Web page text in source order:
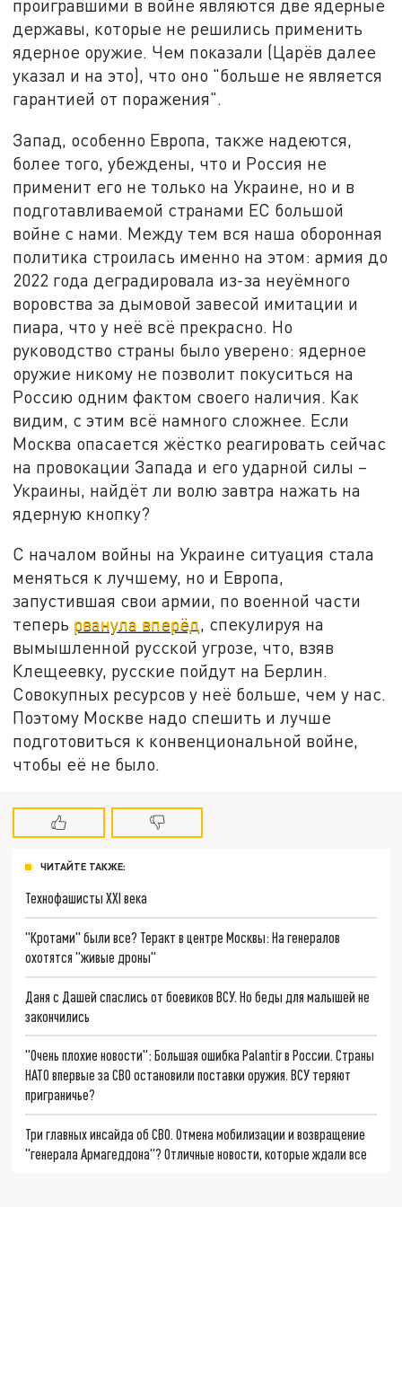
проигравшими в войне являются две ядерные
державы, которые не решились применить
ядерное оружие. Чем показали (Царёв далее
указал и на это), что оно "больше не является
гарантией от поражения".
Запад, особенно Европа, также надеются,
более того, убеждены, что и Россия не
применит его не только на Украине, но и в
подготавливаемой странами ЕС большой
войне с нами. Между тем вся наша оборонная
политика строилась именно на этом: армия до
2022 года деградировала из-за неуёмного
воровства за дымовой завесой имитации и
пиара, что у неё всё прекрасно. Но
руководство страны было уверено: ядерное
оружие никому не позволит покуситься на
Россию одним фактом своего наличия. Как
видим, с этим всё намного сложнее. Если
Москва опасается жёстко реагировать сейчас
на провокации Запада и его ударной силы –
Украины, найдёт ли волю завтра нажать на
ядерную кнопку?
С началом войны на Украине ситуация стала
меняться к лучшему, но и Европа,
запустившая свои армии, по военной части
теперь рванула вперёд, спекулируя на
вымышленной русской угрозе, что, взяв
Клещеевку, русские пойдут на Берлин.
Совокупных ресурсов у неё больше, чем у нас.
Поэтому Москве надо спешить и лучше
подготовиться к конвенциональной войне,
чтобы её не было.
ЧИТАЙТЕ ТАКЖЕ:
Технофашисты XXI века
"Кротами" были все? Теракт в центре Москвы: На генералов
охотятся "живые дроны"
Даня с Дашей спаслись от боевиков ВСУ. Но беды для малышей не
закончились
"Очень плохие новости": Большая ошибка Palantir в России. Страны
НАТО впервые за СВО остановили поставки оружия. ВСУ теряют
приграничье?
Три главных инсайда об СВО. Отмена мобилизации и возвращение
"генерала Армагеддона"? Отличные новости, которые ждали все